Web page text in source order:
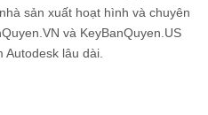
sản xuất hoạt hình và chuyên
và KeyBanQuyen.US
lâu dài.